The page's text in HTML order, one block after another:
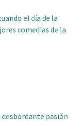
el día de la
comedias de la
desbordante pasión